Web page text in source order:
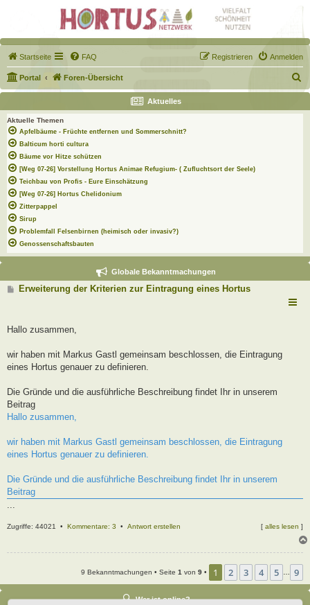
Startseite FAQ Anmelden
Registrieren
Portal Foren-Übersicht
u
c
Aktuelles
Aktuelle Themen
Apfelbäume - Früchte entfernen und Sommerschnitt?
Balticum horti cultura
Bäume vor Hitze schützen
[Weg 07-26] Vorstellung Hortus Animae Refugium- ( Zufluchtsort der Seele)
Teichbau von Profis - Eure Einschätzung
[Weg 07-26] Hortus Chelidonium
Zitterpappel
Sirup
Problemfall Felsenbirnen (heimisch oder invasiv?)
Genossenschaftsbauten
Globale Bekanntmachungen
B
r
Erweiterung der Kriterien zur Eintragung eines Hortus
Hallo zusammen,
wir haben mit Markus Gastl gemeinsam beschlossen, die Eintragung
eines Hortus genauer zu definieren.
Die Gründe und die ausführliche Beschreibung findet Ihr in unserem
Beitrag
Hallo zusammen,
wir haben mit Markus Gastl gemeinsam beschlossen, die Eintragung
eines Hortus genauer zu definieren.
Die Gründe und die ausführliche Beschreibung findet Ihr in unserem
Beitrag
Zugriffe: 44021 • Kommentare: 3 • Antwort erstellen [ alles lesen ]
9 Bekanntmachungen • Seite 1 von 9 • 1 2 3 4 5 … 9
Wer ist online?